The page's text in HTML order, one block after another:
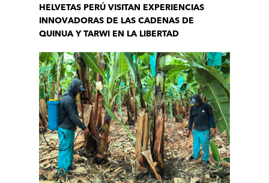
HELVETAS PERÚ VISITAN EXPERIENCIAS
INNOVADORAS DE LAS CADENAS DE
QUINUA Y TARWI EN LA LIBERTAD